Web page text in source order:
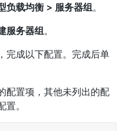
负载均衡 > 服务器组。
服务器组。
完成以下配置。完成后单
配置项，其他未列出的配
。